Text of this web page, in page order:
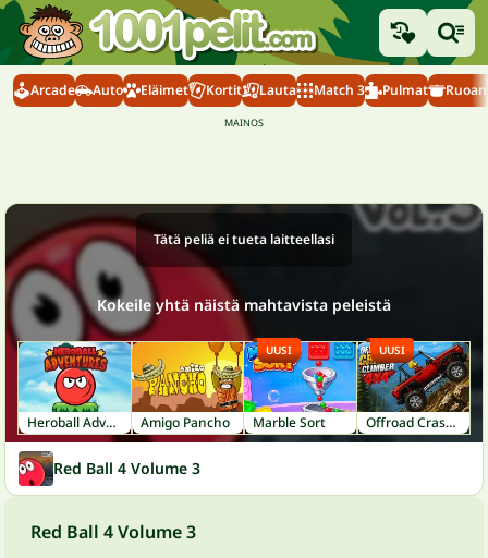
Arcade Auto Eläimet Kortit Lauta Match 3 Pulmat
Tätä peliä ei tueta laitteellasi
Kokeile yhtä näistä mahtavista peleistä
Heroball Adventures Amigo Pancho Marble Sort
UUSI
Offroad Crash Climber 4X4
UUSI
Red Ball 4 Volume 3
Red Ball 4 Volume 3